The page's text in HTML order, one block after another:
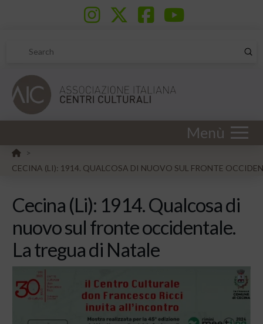
Search
Menù
HOME
>
CECINA (LI): 1914. QUALCOSA DI NUOVO SUL FRONTE
Cecina (Li): 1914. Qualcosa di
nuovo sul fronte occidentale.
La tregua di Natale